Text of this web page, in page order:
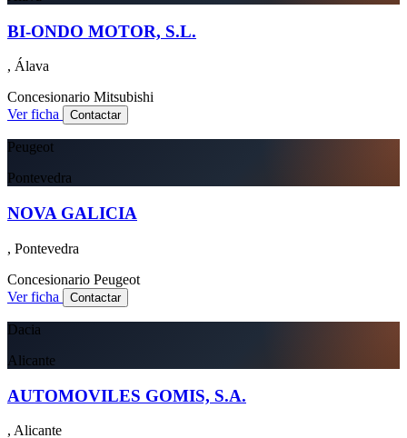
BI-ONDO MOTOR, S.L.
, Álava
Concesionario Mitsubishi
Ver ficha
Contactar
Peugeot
Pontevedra
NOVA GALICIA
, Pontevedra
Concesionario Peugeot
Ver ficha
Contactar
Dacia
Alicante
AUTOMOVILES GOMIS, S.A.
, Alicante